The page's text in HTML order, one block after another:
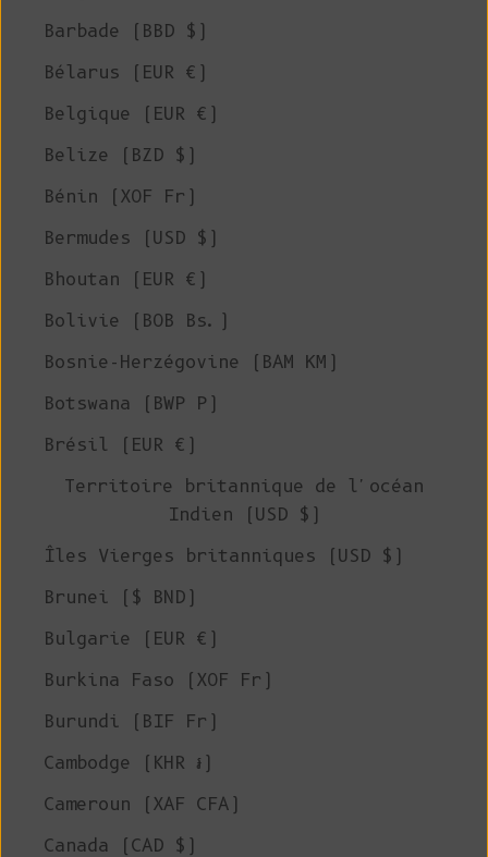
Barbade (BBD $)
Bélarus (EUR €)
Belgique (EUR €)
Belize (BZD $)
Bénin (XOF Fr)
Bermudes (USD $)
Bhoutan (EUR €)
Bolivie (BOB Bs.)
Bosnie-Herzégovine (BAM КМ)
Botswana (BWP P)
Brésil (EUR €)
Territoire britannique de l'océan
Indien (USD $)
Îles Vierges britanniques (USD $)
Brunei ($ BND)
Bulgarie (EUR €)
Burkina Faso (XOF Fr)
Burundi (BIF Fr)
Cambodge (KHR ៛)
Cameroun (XAF CFA)
Canada (CAD $)